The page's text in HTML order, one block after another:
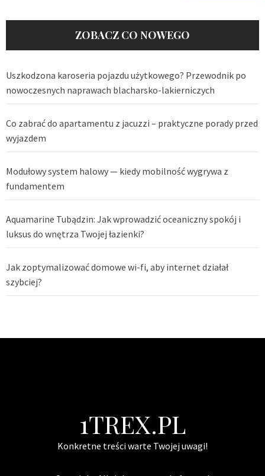
ZOBACZ CO NOWEGO
Uszkodzona karoseria pojazdu użytkowego? Przewodnik po
nowoczesnych naprawach blacharsko-lakierniczych
Co zabrać do apartamentu z jacuzzi – praktyczne porady przed
wyjazdem
Modułowy system halowy — kiedy mobilność wygrywa z
fundamentem
Aquamarine Tubądzin: Jak wprowadzić oceaniczny spokój i
luksus do wnętrza Twojej łazienki?
Jak zoptymalizować domowe wi-fi, aby internet działał
szybciej?
1TREX.PL
Konkretne treści warte Twojej uwagi!